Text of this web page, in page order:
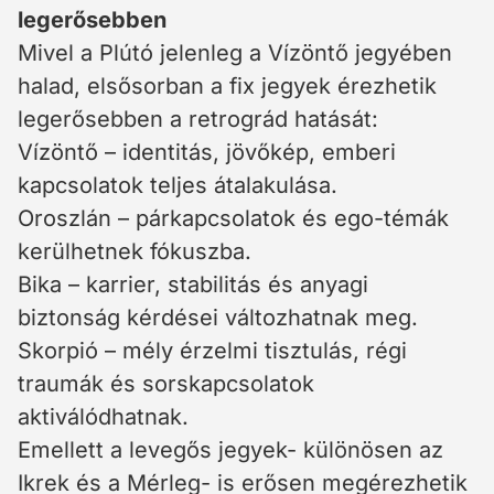
legerősebben
Mivel a Plútó jelenleg a Vízöntő jegyében
halad, elsősorban a fix jegyek érezhetik
legerősebben a retrográd hatását:
Vízöntő – identitás, jövőkép, emberi
kapcsolatok teljes átalakulása.
Oroszlán – párkapcsolatok és ego-témák
kerülhetnek fókuszba.
Bika – karrier, stabilitás és anyagi
biztonság kérdései változhatnak meg.
Skorpió – mély érzelmi tisztulás, régi
traumák és sorskapcsolatok
aktiválódhatnak.
Emellett a levegős jegyek- különösen az
Ikrek és a Mérleg- is erősen megérezhetik